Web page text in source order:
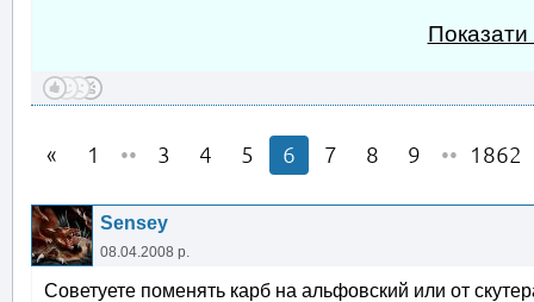
Показати
1 •• 3 4 5 6 7 8 9 •• 1862
Sensey
08.04.2008 р.
Советуете поменять карб на альфовский или от